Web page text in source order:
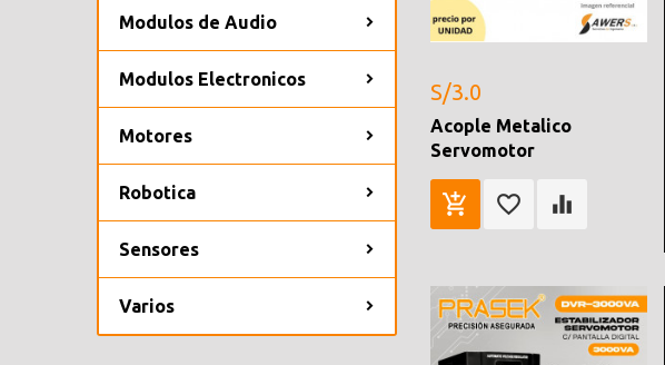
Modulos de Audio
Modulos Electronicos
Motores
Robotica
Sensores
Varios
S/3.0
Acople Metalico
Servomotor